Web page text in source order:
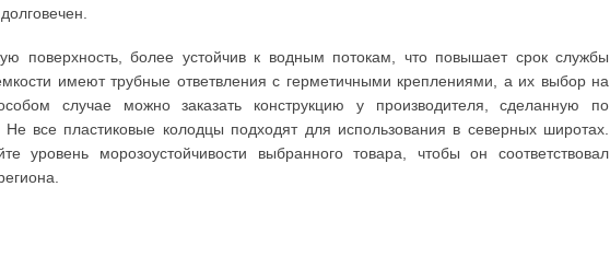
поверхность, более устойчив к водным потокам, что повышает срок службы
имеют трубные ответвления с герметичными креплениями, а их выбор на
случае можно заказать конструкцию у производителя, сделанную по
Не все пластиковые колодцы подходят для использования в северных широтах.
уровень морозоустойчивости выбранного товара, чтобы он соответствовал